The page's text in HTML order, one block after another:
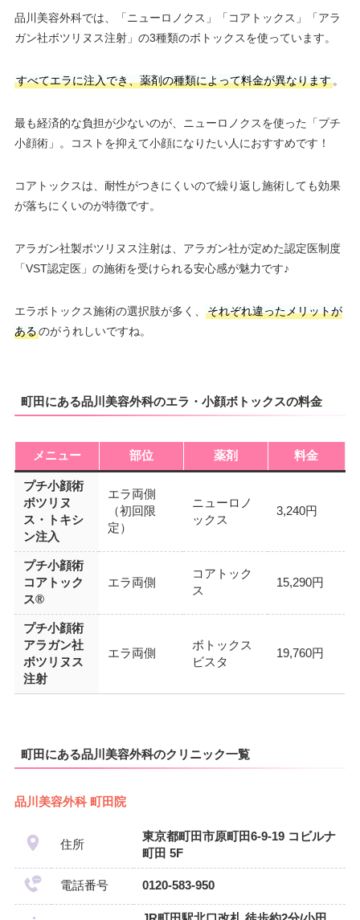
品川美容外科では、「ニューロノクス」「コアトックス」「アラ
ガン社ボツリヌス注射」の3種類のボトックスを使っています。
すべてエラに注入でき、薬剤の種類によって料金が異なります。
最も経済的な負担が少ないのが、ニューロノクスを使った「プチ
小顔術」。コストを抑えて小顔になりたい人におすすめです！
コアトックスは、耐性がつきにくいので繰り返し施術しても効果
が落ちにくいのが特徴です。
アラガン社製ボツリヌス注射は、アラガン社が定めた認定医制度
「VST認定医」の施術を受けられる安心感が魅力です♪
エラボトックス施術の選択肢が多く、
それぞれ違ったメリットが
あるのがうれしいですね。
町田にある品川美容外科のエラ・小顔ボトックスの料金
メニュー 部位 薬剤 料金
プチ小顔術
ボツリヌ
ス・トキシ
ン注入
エラ両側
（初回限
定）
ニューロノ
ックス
3,240円
プチ小顔術
コアトック
ス®
エラ両側
コアトック
ス
15,290円
プチ小顔術
アラガン社
ボツリヌス
注射
エラ両側
ボトックス
ビスタ
19,760円
町田にある品川美容外科のクリニック一覧
品川美容外科 町田院
住所
東京都町田市原町田6-9-19 コビルナ
町田 5F
電話番号 0120-583-950